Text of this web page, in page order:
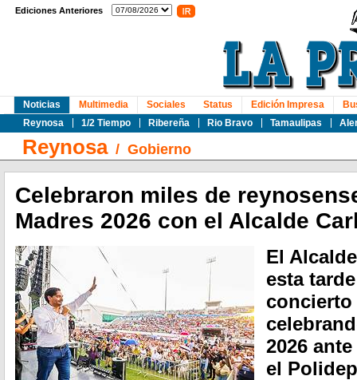
Ediciones Anteriores
Noticias
Reynosa
1/2 Tiempo Ribereña Rio Bravo Tamaulipas
Multimedia Sociales Status Edición Impresa
Reynosa/ Gobierno
Celebraron miles de
Madres 2026 con el Alcalde
El
esta
concierto
2026
el